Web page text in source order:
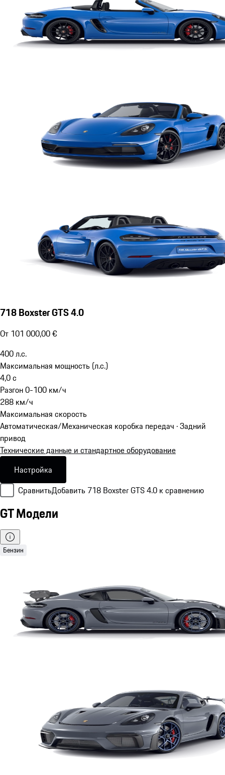
718 Boxster GTS 4.0
От 101 000,00 €
400л.с.
Максимальная мощность (л.с.)
4,0с
Разгон 0-100 км/ч
288 км/ч
Максимальная скорость
Автоматическая/Механическая коробка передач · Задний
привод
Технические данные и стандартное оборудование
Настройка
СравнитьДобавить 718 Boxster GTS 4.0 к сравнению
GT Модели
Бензин